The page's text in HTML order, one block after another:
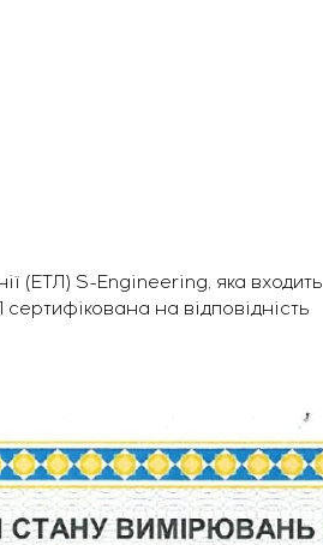
(ЕТЛ) S-Engineering, яка входить
на відповідність